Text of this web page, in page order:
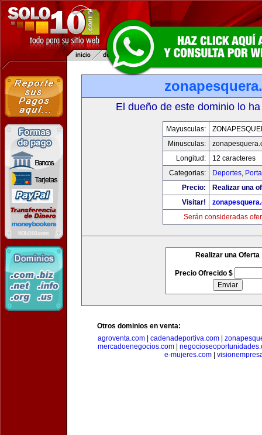
El dueño de este dominio lo
Mayusculas:
Minusculas:
Longitud:
12 caracteres
Categorias:
Deportes,
Precio:
Realizar una
Visitar!
Serán consideradas
Realizar una Oferta
Precio Ofrecido $
Otros dominios en venta:
agroventa.com
cadenadeportiva.com
mercadoenegocios.com
e-mujeres.com